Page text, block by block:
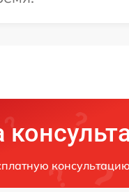
консультацию